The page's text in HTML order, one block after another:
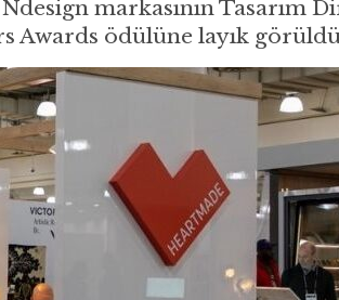
markasının Tasarım
Awards ödülüne layık